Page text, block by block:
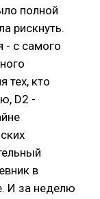
полной
рискнуть.
- с самого
тех, кто
D2 -
в
И за неделю